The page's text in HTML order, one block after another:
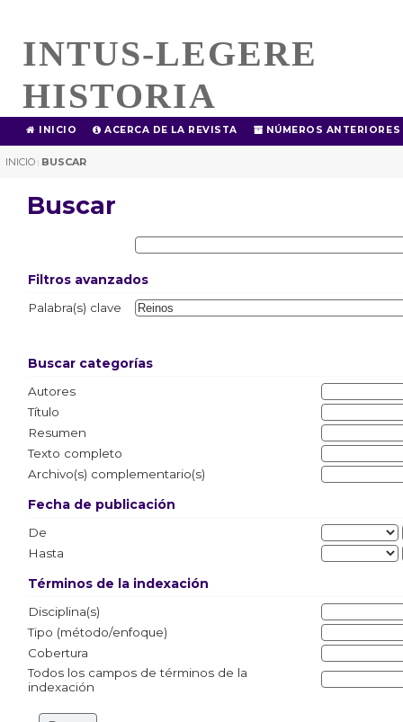
INTUS-LEGERE
HISTORIA
INICIO ACERCA DE LA REVISTA NÚMEROS ANTERIORES
INICIO | BUSCAR
Buscar
Filtros avanzados
Palabra(s) clave
Buscar categorías
Autores
Título
Resumen
Texto completo
Archivo(s) complementario(s)
Fecha de publicación
De
Hasta
Términos de la indexación
Disciplina(s)
Tipo (método/enfoque)
Cobertura
Todos los campos de términos de la
indexación